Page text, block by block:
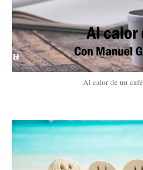
Al calor de un café